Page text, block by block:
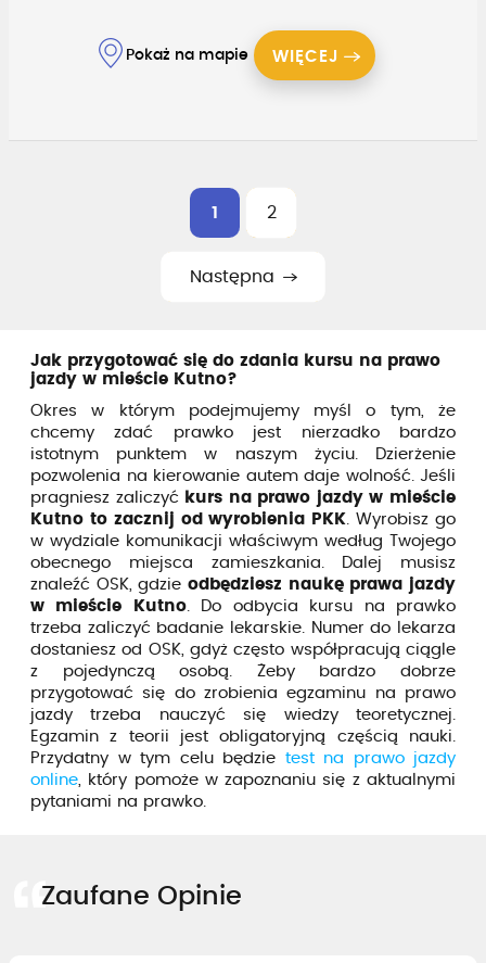
Pokaż na mapie WIĘCEJ
1 2
Następna
Jak przygotować się do zdania kursu na prawo
jazdy w mieście Kutno?
Okres w którym podejmujemy myśl o tym, że
chcemy zdać prawko jest nierzadko bardzo
istotnym punktem w naszym życiu. Dzierżenie
pozwolenia na kierowanie autem daje wolność. Jeśli
pragniesz zaliczyć kurs na prawo jazdy w mieście
Kutno to zacznij od wyrobienia PKK. Wyrobisz go
w wydziale komunikacji właściwym według Twojego
obecnego miejsca zamieszkania. Dalej musisz
znaleźć OSK, gdzie odbędziesz naukę prawa jazdy
w mieście Kutno. Do odbycia kursu na prawko
trzeba zaliczyć badanie lekarskie. Numer do lekarza
dostaniesz od OSK, gdyż często współpracują ciągle
z pojedynczą osobą. Żeby bardzo dobrze
przygotować się do zrobienia egzaminu na prawo
jazdy trzeba nauczyć się wiedzy teoretycznej.
Egzamin z teorii jest obligatoryjną częścią nauki.
Przydatny w tym celu będzie test na prawo jazdy
online, który pomoże w zapoznaniu się z aktualnymi
pytaniami na prawko.
Zaufane Opinie